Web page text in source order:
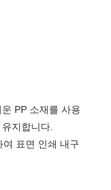
PP 소재를 사용
지합니다.
표면 인쇄 내구